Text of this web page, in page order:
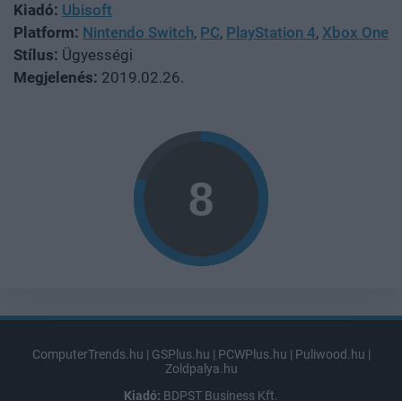
Kiadó: Ubisoft
Platform: Nintendo Switch, PC, PlayStation 4, Xbox One
Stílus: Ügyességi
Megjelenés: 2019.02.26.
ComputerTrends.hu | GSPlus.hu | PCWPlus.hu | Puliwood.hu |
Zoldpalya.hu
Kiadó: BDPST Business Kft.